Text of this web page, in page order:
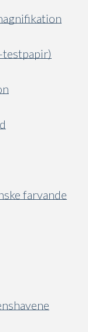
farvande